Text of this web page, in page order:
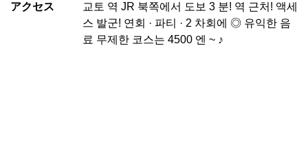
アクセス
교토 역 JR 북쪽에서 도보 3 분! 역 근처! 액세
스 발군! 연회 · 파티 · 2 차회에 ◎ 유익한 음
료 무제한 코스는 4500 엔 ~ ♪